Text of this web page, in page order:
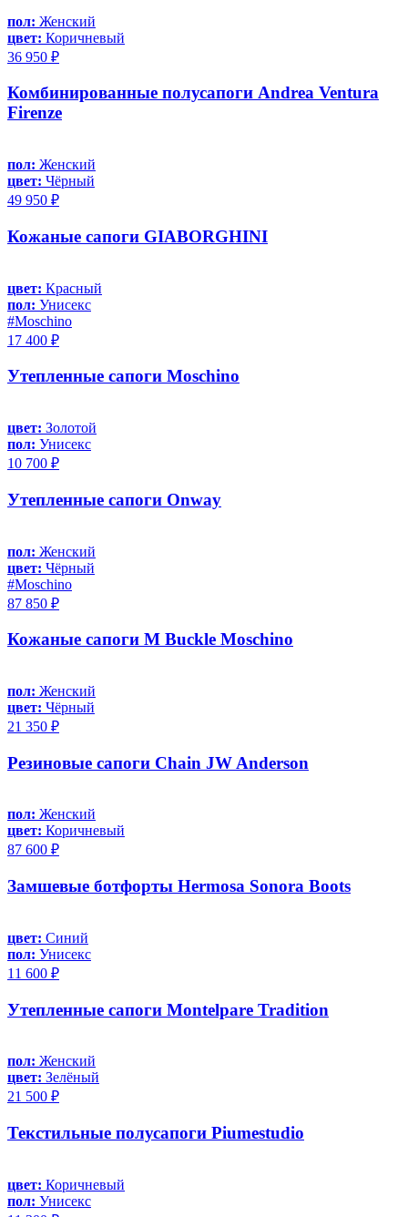
пол: Женский
цвет: Коричневый
36 950 ₽
Комбинированные полусапоги Andrea Ventura
Firenze
пол: Женский
цвет: Чёрный
49 950 ₽
Кожаные сапоги GIABORGHINI
цвет: Красный
пол: Унисекс
#Moschino
17 400 ₽
Утепленные сапоги Moschino
цвет: Золотой
пол: Унисекс
10 700 ₽
Утепленные сапоги Onway
пол: Женский
цвет: Чёрный
#Moschino
87 850 ₽
Кожаные сапоги M Buckle Moschino
пол: Женский
цвет: Чёрный
21 350 ₽
Резиновые сапоги Chain JW Anderson
пол: Женский
цвет: Коричневый
87 600 ₽
Замшевые ботфорты Hermosa Sonora Boots
цвет: Синий
пол: Унисекс
11 600 ₽
Утепленные сапоги Montelpare Tradition
пол: Женский
цвет: Зелёный
21 500 ₽
Текстильные полусапоги Piumestudio
цвет: Коричневый
пол: Унисекс